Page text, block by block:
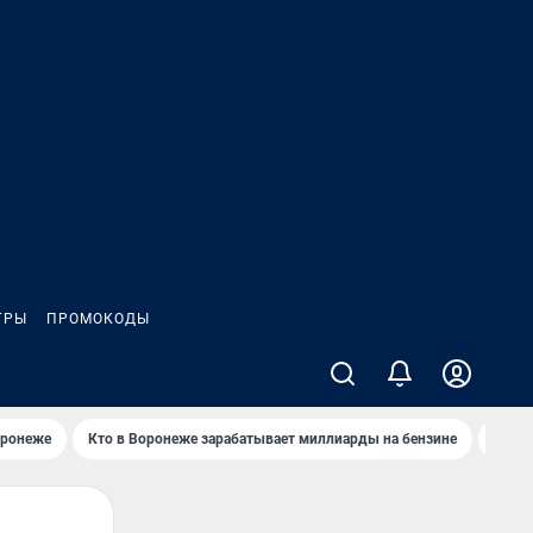
ПРОМОКОДЫ
Кто в Воронеже зарабатывает миллиарды на бензине